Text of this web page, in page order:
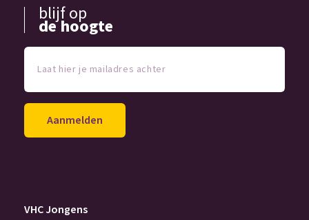
blijf op
de hoogte
je
achter
VHC Jongens